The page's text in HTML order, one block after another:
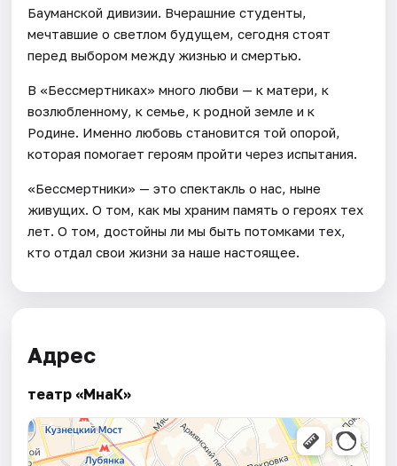
Бауманской дивизии. Вчерашние студенты,
мечтавшие о светлом будущем, сегодня стоят
перед выбором между жизнью и смертью.
В «Бессмертниках» много любви — к матери, к
возлюбленному, к семье, к родной земле и к
Родине. Именно любовь становится той опорой,
которая помогает героям пройти через испытания.
«Бессмертники» — это спектакль о нас, ныне
живущих. О том, как мы храним память о героях тех
лет. О том, достойны ли мы быть потомками тех,
кто отдал свои жизни за наше настоящее.
Адрес
театр «МнаК»